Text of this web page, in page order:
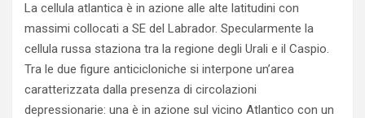
La cellula atlantica è in azione alle alte latitudini con
massimi collocati a SE del Labrador. Specularmente la
cellula russa staziona tra la regione degli Urali e il Caspio.
Tra le due figure anticicloniche si interpone un’area
caratterizzata dalla presenza di circolazioni
depressionarie: una è in azione sul vicino Atlantico con un